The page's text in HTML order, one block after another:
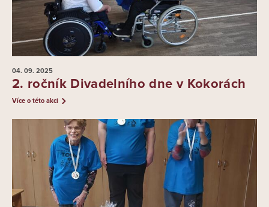
04. 09. 2025
2. ročník Divadelního dne v Kokorách
Více o této akci